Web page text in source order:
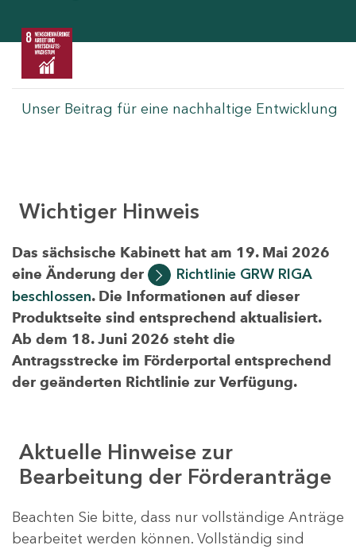
Unser Beitrag für eine nachhaltige Entwicklung
Wichtiger Hinweis
Das sächsische Kabinett hat am 19. Mai 2026
eine Änderung der
Richtlinie GRW RIGA
beschlossen. Die Informationen auf dieser
Produktseite sind entsprechend aktualisiert.
Ab dem 18. Juni 2026 steht die
Antragsstrecke im Förderportal entsprechend
der geänderten Richtlinie zur Verfügung.
Aktuelle Hinweise zur
Bearbeitung der Förderanträge
Beachten Sie bitte, dass nur vollständige Anträge
bearbeitet werden können. Vollständig sind